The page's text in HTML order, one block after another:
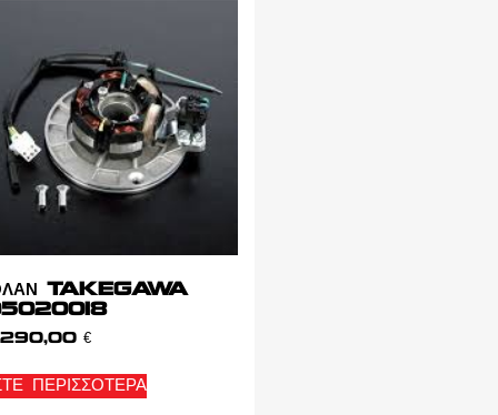
TAKEGAWA
290,00 €
ΠΕΡΙΣΣΌΤΕΡΑ